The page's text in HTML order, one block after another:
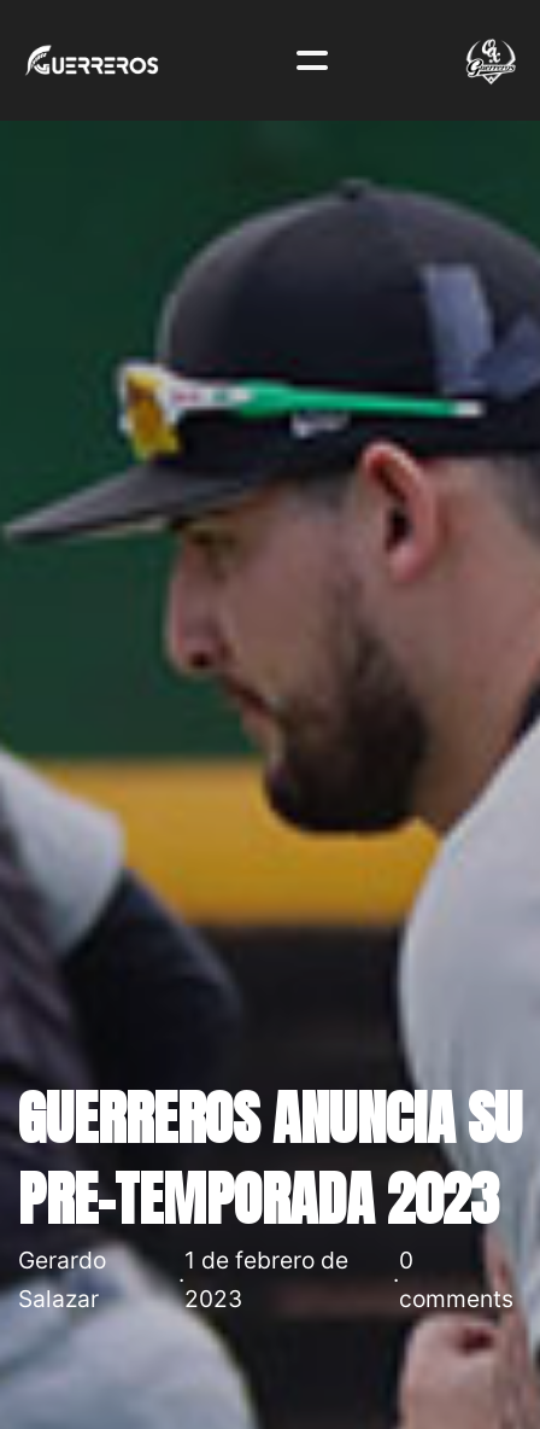
GUERREROS ANUNCIA SU
PRE-TEMPORADA 2023
Gerardo
Salazar
·
1 de febrero de
2023
·
0
comments